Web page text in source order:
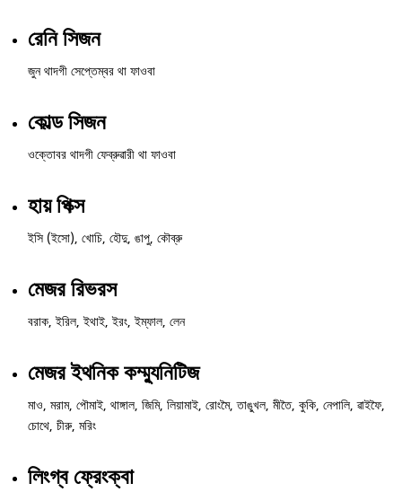
রেনি সিজন
জুন থাদগী সেপ্তেম্বর থা ফাওবা
কোল্ড সিজন
ওক্তোবর থাদগী ফেব্রুৱারী থা ফাওবা
হায় পিক্স
ইসি (ইসো), খোচি, হৌদু, ঙাপু, কৌব্রু
মেজর রিভরস
বরাক, ইরিল, ইথাই, ইরং, ইম্ফাল, লেন
মেজর ইথনিক কম্ম্যুনিটিজ
মাও, মরাম, পৌমাই, থাঙ্গাল, জিমি, লিয়ামাই, রোংমৈ, তাঙ্খুল, মীতৈ, কুকি, নেপালি, ৱাইফৈ,
চোথে, চীরু, মরিং
লিংগ্ব ফ্রেংক্বা